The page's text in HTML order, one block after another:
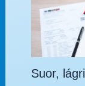
Suor,